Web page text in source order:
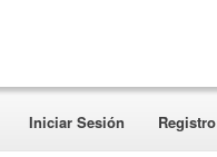
Iniciar Sesión Registro